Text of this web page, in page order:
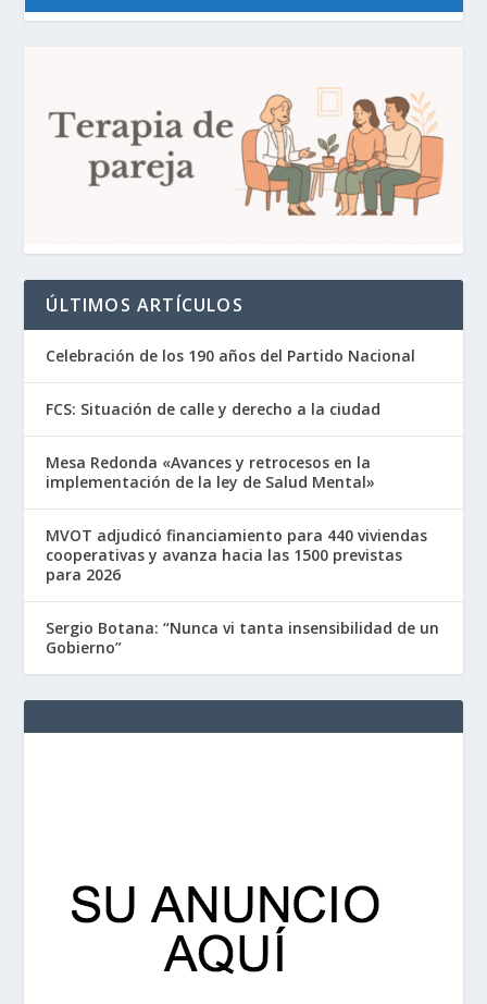
ÚLTIMOS ARTÍCULOS
Celebración de los 190 años del Partido Nacional
FCS: Situación de calle y derecho a la ciudad
Mesa Redonda «Avances y retrocesos en la
implementación de la ley de Salud Mental»
MVOT adjudicó financiamiento para 440 viviendas
cooperativas y avanza hacia las 1500 previstas
para 2026
Sergio Botana: “Nunca vi tanta insensibilidad de un
Gobierno”